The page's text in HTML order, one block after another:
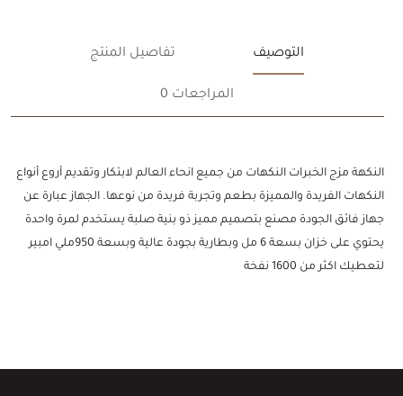
التوصيف تفاصيل المنتج
المراجعات 0
النكهة مزج الخبرات النكهات من جميع انحاء العالم لابتكار وتقديم أروع أنواع
النكهات الفريدة والمميزة بطعم وتجربة فريدة من نوعها. الجهاز عبارة عن
جهاز فائق الجودة مصنع بتصميم مميز ذو بنية صلبة يستخدم لمرة واحدة
يحتوي على خزان بسعة 6 مل وبطارية بجودة عالية وبسعة 950ملي امبير
لتعطيك اكثر من 1600 نفخة